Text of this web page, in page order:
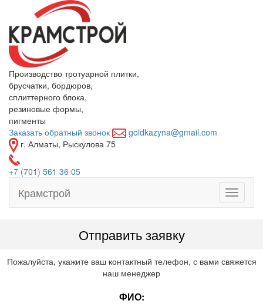
Производство тротуарной плитки,
брусчатки, бордюров,
сплиттерного блока,
резиновые формы,
пигменты
Заказать обратный звонок
goldkazyna@gmail.com
г. Алматы, Рыскулова 75
+7 (701) 561 36 05
Toggle
Крамстрой
Отправить заявку
Пожалуйста, укажите ваш контактный телефон, с вами свяжется
наш менеджер
ФИО: